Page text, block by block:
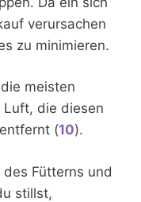
verursachen
zu minimieren.
meisten
Luft, die diesen
(10).
Fütterns und
stillst,